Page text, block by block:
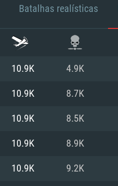
Batalhas realísticas
10.9K 4.9K
10.9K 8.7K
10.9K 8.5K
10.9K 8.9K
10.9K 9.2K